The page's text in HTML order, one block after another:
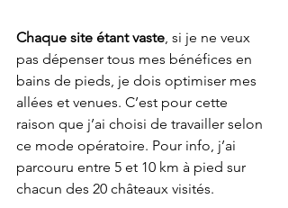
Chaque site étant vaste, si je ne veux
pas dépenser tous mes bénéfices en
bains de pieds, je dois optimiser mes
allées et venues. C’est pour cette
raison que j’ai choisi de travailler selon
ce mode opératoire. Pour info, j’ai
parcouru entre 5 et 10 km à pied sur
chacun des 20 châteaux visités.